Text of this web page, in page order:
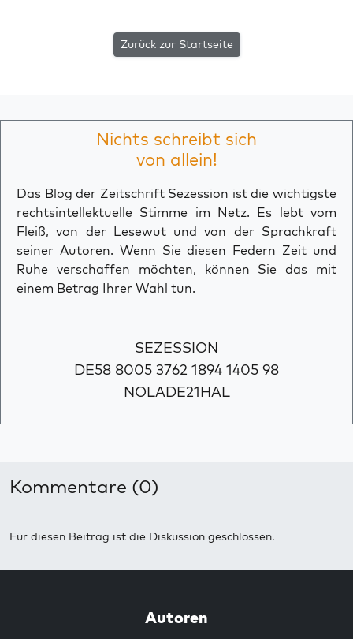
Zurück zur Startseite
Nichts schreibt sich
von allein!
Das Blog der Zeitschrift Sezession ist die wichtigste
rechtsintellektuelle Stimme im Netz. Es lebt vom
Fleiß, von der Lesewut und von der Sprachkraft
seiner Autoren. Wenn Sie diesen Federn Zeit und
Ruhe verschaffen möchten, können Sie das mit
einem Betrag Ihrer Wahl tun.
SEZESSION
DE58 8005 3762 1894 1405 98
NOLADE21HAL
Kommentare (0)
Für diesen Beitrag ist die Diskussion geschlossen.
Autoren